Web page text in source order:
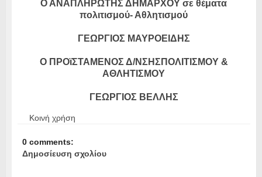
Ο ΑΝΑΠΛΗΡΩΤΗΣ ΔΗΜΑΡΧΟΥ σε θέματα
πολιτισμού- Αθλητισμού
ΓΕΩΡΓΙΟΣ ΜΑΥΡΟΕΙΔΗΣ
Ο ΠΡΟϊΣΤΑΜΕΝΟΣ Δ/ΝΣΗΣΠΟΛΙΤΙΣΜΟΥ &
ΑΘΛΗΤΙΣΜΟΥ
ΓΕΩΡΓΙΟΣ ΒΕΛΛΗΣ
Κοινή χρήση
0 comments:
Δημοσίευση σχολίου